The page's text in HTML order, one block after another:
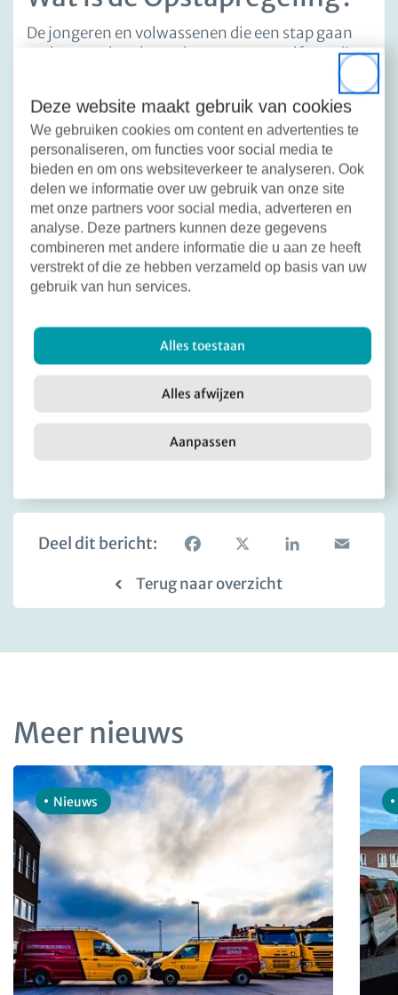
Close
Deze website maakt gebruik van cookies
We gebruiken cookies om content en advertenties te
personaliseren, om functies voor social media te
bieden en om ons websiteverkeer te analyseren. Ook
delen we informatie over uw gebruik van onze site
met onze partners voor social media, adverteren en
analyse. Deze partners kunnen deze gegevens
combineren met andere informatie die u aan ze heeft
verstrekt of die ze hebben verzameld op basis van uw
gebruik van hun services.
Alles toestaan
Alles afwijzen
Aanpassen
De jongeren en volwassenen die een stap gaan
maken van beschermd wonen naar zelfstandig
Bijvoorbeeld omdat ze niet zelfstandig een
woning kunnen vinden. Daarom is er de
Opstapregeling. Hierin staan de afspraken
tussen gemeente, woningcorporaties en
zorgaanbieders. En ook voor wie de
Opstapregeling is.
Met de Opstapregeling krijgt een inwoner
voorrang op een eigen woning. Een voorwaarde
is wel dat die persoon hulp krijgt bij het (weer)
begeleiding. Een andere voorwaarde is dat de
persoon een band heeft met de gemeente
Lingewaard en een eigen netwerk heeft of op
kan bouwen. Zodat hij/zij op die manier een
goede doorstart kan maken. Zo kan deze
persoon weer werken en meedoen in de
Deel dit bericht:
Facebook
X LinkedInEmail
Terug naar overzicht
Meer nieuws
Nieuws